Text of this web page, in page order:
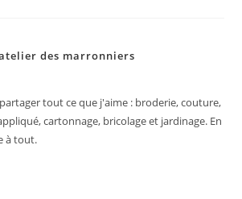
Le des marronniers
tout ce que j'aime : broderie, couture,
cartonnage, bricolage et jardinage. En
à tout.